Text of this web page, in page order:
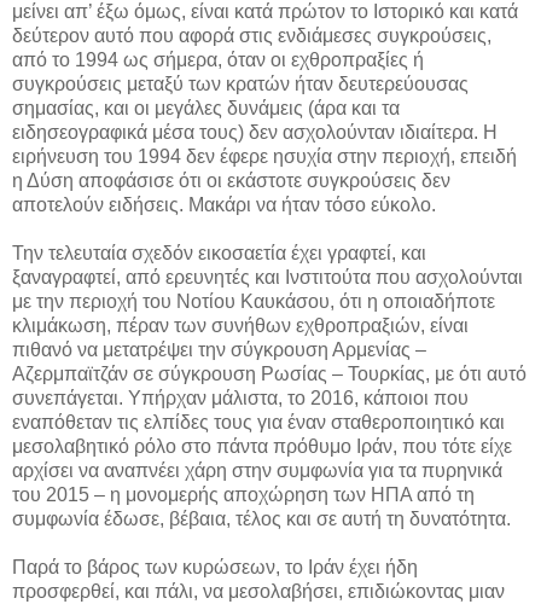
μείνει απ’ έξω όμως, είναι κατά πρώτον το Ιστορικό και κατά
δεύτερον αυτό που αφορά στις ενδιάμεσες συγκρούσεις,
από το 1994 ως σήμερα, όταν οι εχθροπραξίες ή
συγκρούσεις μεταξύ των κρατών ήταν δευτερεύουσας
σημασίας, και οι μεγάλες δυνάμεις (άρα και τα
ειδησεογραφικά μέσα τους) δεν ασχολούνταν ιδιαίτερα. Η
ειρήνευση του 1994 δεν έφερε ησυχία στην περιοχή, επειδή
η Δύση αποφάσισε ότι οι εκάστοτε συγκρούσεις δεν
αποτελούν ειδήσεις. Μακάρι να ήταν τόσο εύκολο.
Την τελευταία σχεδόν εικοσαετία έχει γραφτεί, και
ξαναγραφτεί, από ερευνητές και Ινστιτούτα που ασχολούνται
με την περιοχή του Νοτίου Καυκάσου, ότι η οποιαδήποτε
κλιμάκωση, πέραν των συνήθων εχθροπραξιών, είναι
πιθανό να μετατρέψει την σύγκρουση Αρμενίας –
Αζερμπαϊτζάν σε σύγκρουση Ρωσίας – Τουρκίας, με ότι αυτό
συνεπάγεται. Υπήρχαν μάλιστα, το 2016, κάποιοι που
εναπόθεταν τις ελπίδες τους για έναν σταθεροποιητικό και
μεσολαβητικό ρόλο στο πάντα πρόθυμο Ιράν, που τότε είχε
αρχίσει να αναπνέει χάρη στην συμφωνία για τα πυρηνικά
του 2015 – η μονομερής αποχώρηση των ΗΠΑ από τη
συμφωνία έδωσε, βέβαια, τέλος και σε αυτή τη δυνατότητα.
Παρά το βάρος των κυρώσεων, το Ιράν έχει ήδη
προσφερθεί, και πάλι, να μεσολαβήσει, επιδιώκοντας μιαν